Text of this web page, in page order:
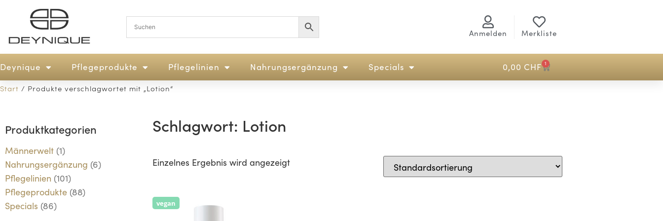
Anmelden Merkliste
Deynique Pflegeprodukte Pflegelinien Nahrungsergänzung Specials 0,00 CHF 1
Start / Produkte verschlagwortet mit „Lotion“
Produktkategorien
Männerwelt (1)
Nahrungsergänzung (6)
Pflegelinien (101)
Pflegeprodukte (88)
Specials (86)
Schlagwort: Lotion
Einzelnes Ergebnis wird angezeigt
vegan